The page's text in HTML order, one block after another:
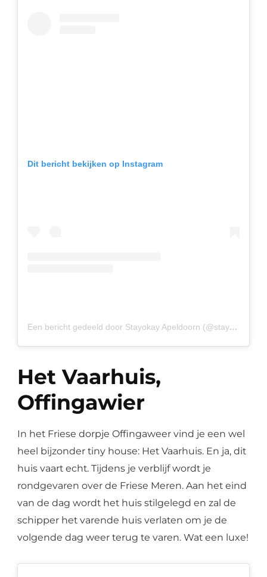
Dit bericht bekijken op Instagram
Een bericht gedeeld door Stayokay Apeldoorn (@stayokayapeldoorn)
Het Vaarhuis,
Offingawier
In het Friese dorpje Offingaweer vind je een wel
heel bijzonder tiny house: Het Vaarhuis. En ja, dit
huis vaart echt. Tijdens je verblijf wordt je
rondgevaren over de Friese Meren. Aan het eind
van de dag wordt het huis stilgelegd en zal de
schipper het varende huis verlaten om je de
volgende dag weer terug te varen. Wat een luxe!